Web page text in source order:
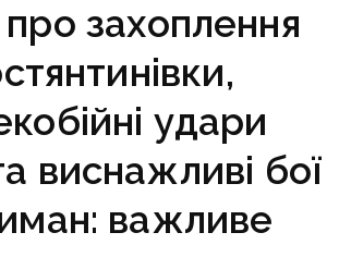
захоплення
удари
виснажливі бої
важливе